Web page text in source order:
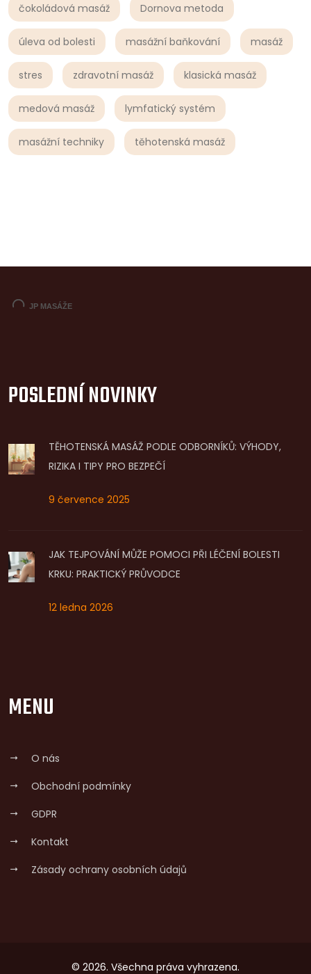
čokoládová masáž Dornova metoda
úleva od bolesti masážní baňkování masáž
stres zdravotní masáž klasická masáž
medová masáž lymfatický systém
masážní techniky těhotenská masáž
POSLEDNÍ NOVINKY
TĚHOTENSKÁ MASÁŽ PODLE ODBORNÍKŮ: VÝHODY,
RIZIKA I TIPY PRO BEZPEČÍ
9 července 2025
JAK TEJPOVÁNÍ MŮŽE POMOCI PŘI LÉČENÍ BOLESTI
KRKU: PRAKTICKÝ PRŮVODCE
12 ledna 2026
MENU
O nás
Obchodní podmínky
GDPR
Kontakt
Zásady ochrany osobních údajů
© 2026. Všechna práva vyhrazena.